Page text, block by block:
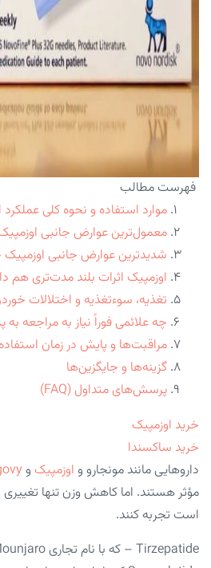
فهرست مطالب
موارد استفاده و نحوه کلی عملکرد
معمول‌ترین عوارض جانبی
شدیدترین عوارض جانبی
اوزمپیک اثرات بلند مدت‌تری هم
تغذیه، سوءتغذیه و اختلالات
چه علائمی فوراً نیاز به مراجعه
مراقبت‌ها و پایش در زمان
گزینه‌ها و جایگزین‌ها
پرسش‌های متداول (FAQ)
خرید اوزمپیک
خرید ساکسندا
دارو‌هایی مانند مونجارو و اوزمپیک و
مؤثر هستند. اما کاهش وزن تنها
است تجربه کنند.